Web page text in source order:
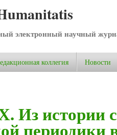
электронный научный
коллегия Новости
Из истории
периодики